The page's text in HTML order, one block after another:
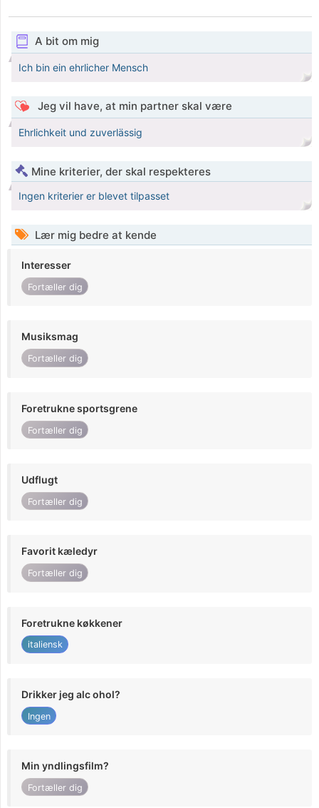
A bit om mig
Ich bin ein ehrlicher Mensch
Jeg vil have, at min partner skal være
Ehrlichkeit und zuverlässig
Mine kriterier, der skal respekteres
Ingen kriterier er blevet tilpasset
Lær mig bedre at kende
Interesser
Fortæller dig
Musiksmag
Fortæller dig
Foretrukne sportsgrene
Fortæller dig
Udflugt
Fortæller dig
Favorit kæledyr
Fortæller dig
Foretrukne køkkener
italiensk
Drikker jeg alc ohol?
Ingen
Min yndlingsfilm?
Fortæller dig